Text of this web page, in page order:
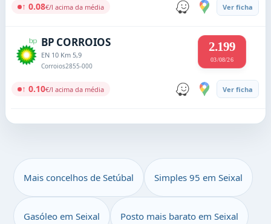
↑ 0.08€/l acima da média Ver ficha
BP CORROIOS
EN 10 Km 5,9
Corroios2855-000
2.199
03/08/26
↑ 0.10€/l acima da média Ver ficha
Mais concelhos de Setúbal Simples 95 em Seixal
Gasóleo em Seixal Posto mais barato em Seixal